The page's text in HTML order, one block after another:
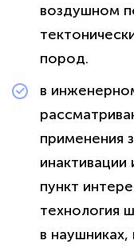
воздушном
пород.
в
применения
пункт
технология
в